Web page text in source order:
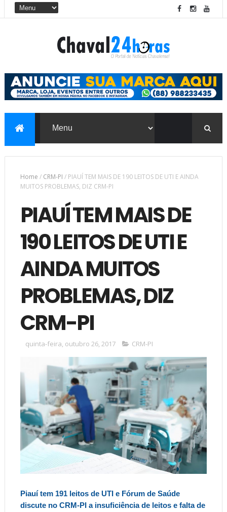
Home / CRM-PI / PIAUÍ TEM MAIS DE 190 LEITOS DE UTI E AINDA
MUITOS PROBLEMAS, DIZ CRM-PI
PIAUÍ TEM MAIS DE
190 LEITOS DE UTI E
AINDA MUITOS
PROBLEMAS, DIZ
CRM-PI
quinta-feira, outubro 26, 2017 CRM-PI
Piauí tem 191 leitos de UTI e Fórum de Saúde
discute no CRM-PI a insuficiência de leitos e falta de